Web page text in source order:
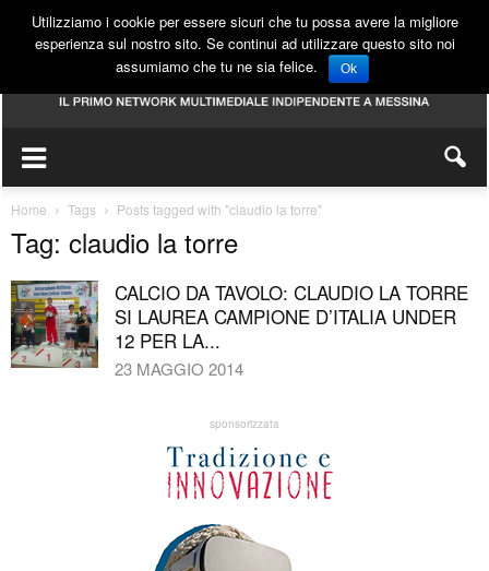
Home Tags Posts tagged with "claudio la torre"
Tag: claudio la torre
CALCIO DA TAVOLO: CLAUDIO LA TORRE
SI LAUREA CAMPIONE D’ITALIA UNDER
12 PER LA...
23 MAGGIO 2014
sponsorizzata
Utilizziamo i cookie per essere sicuri che tu possa avere la migliore
esperienza sul nostro sito. Se continui ad utilizzare questo sito noi
assumiamo che tu ne sia felice.
Ok